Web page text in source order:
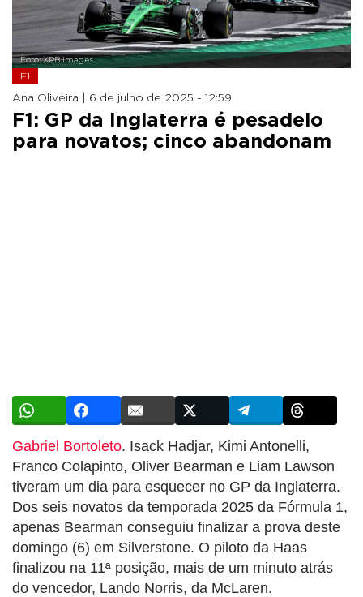
Foto: XPB Images
F1
Ana Oliveira | 6 de julho de 2025 - 12:59
F1: GP da Inglaterra é pesadelo
para novatos; cinco abandonam
Gabriel Bortoleto. Isack Hadjar, Kimi Antonelli,
Franco Colapinto, Oliver Bearman e Liam Lawson
tiveram um dia para esquecer no GP da Inglaterra.
Dos seis novatos da temporada 2025 da Fórmula 1,
apenas Bearman conseguiu finalizar a prova deste
domingo (6) em Silverstone. O piloto da Haas
finalizou na 11ª posição, mais de um minuto atrás
do vencedor, Lando Norris, da McLaren.